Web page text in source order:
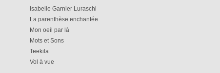
Isabelle Garnier Luraschi
La parenthèse enchantée
Mon oeil par là
Mots et Sons
Teekila
Vol à vue